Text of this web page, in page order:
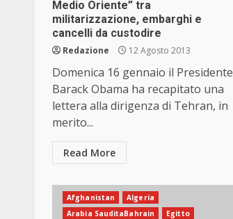
Medio Oriente” tra
militarizzazione, embarghi e
cancelli da custodire
Redazione 12 Agosto 2013
Domenica 16 gennaio il Presidente
Barack Obama ha recapitato una
lettera alla dirigenza di Tehran, in
merito...
Read More
Afghanistan
Algeria
Arabia SauditaBahrain
Egitto